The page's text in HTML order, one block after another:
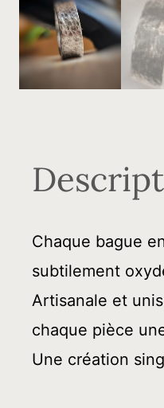
Chaque bague
subtilement
Artisanale et
chaque pièce
Une création